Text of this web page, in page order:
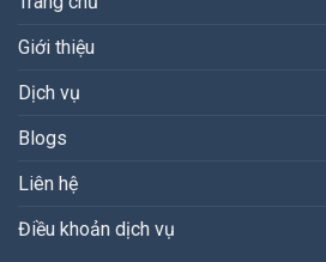
Giới thiệu
Dịch vụ
Blogs
Liên hệ
Điều khoản dịch vụ